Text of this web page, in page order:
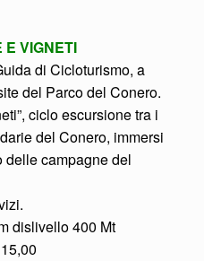
E VIGNETI
di Cicloturismo, a
del Parco del Conero.
ciclo escursione tra i
del Conero, immersi
campagne del
dislivello 400 Mt